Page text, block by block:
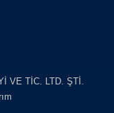
VE TİC. LTD. ŞTİ.